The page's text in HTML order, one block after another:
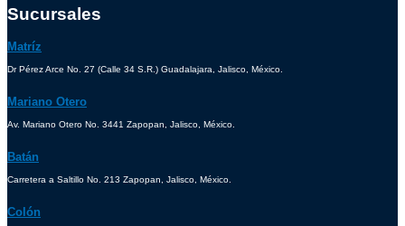
Sucursales
Matríz
Dr Pérez Arce No. 27 (Calle 34 S.R.) Guadalajara, Jalisco, México.
Mariano Otero
Av. Mariano Otero No. 3441 Zapopan, Jalisco, México.
Batán
Carretera a Saltillo No. 213 Zapopan, Jalisco, México.
Colón